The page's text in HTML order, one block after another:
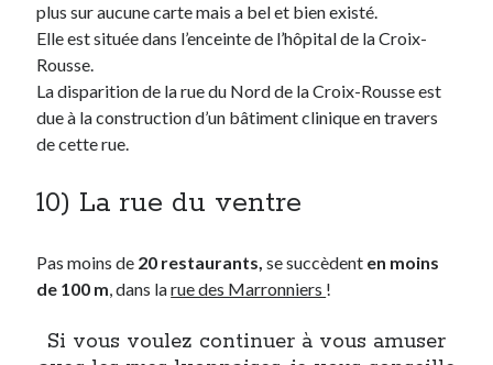
plus sur aucune carte mais a bel et bien existé.
Elle est située dans l’enceinte de l’hôpital de la Croix-
Rousse.
La disparition de la rue du Nord de la Croix-Rousse est
due à la construction d’un bâtiment clinique en travers
de cette rue.
10) La rue du ventre
Pas moins de 20 restaurants, se succèdent en moins
de 100 m, dans larue des Marronniers !
Si vous voulez continuer à vous amuser